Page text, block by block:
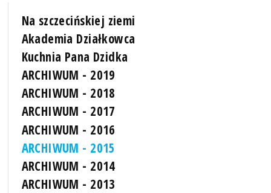
Na szczecińskiej ziemi
Akademia Działkowca
Kuchnia Pana Dzidka
ARCHIWUM - 2019
ARCHIWUM - 2018
ARCHIWUM - 2017
ARCHIWUM - 2016
ARCHIWUM - 2015
ARCHIWUM - 2014
ARCHIWUM - 2013